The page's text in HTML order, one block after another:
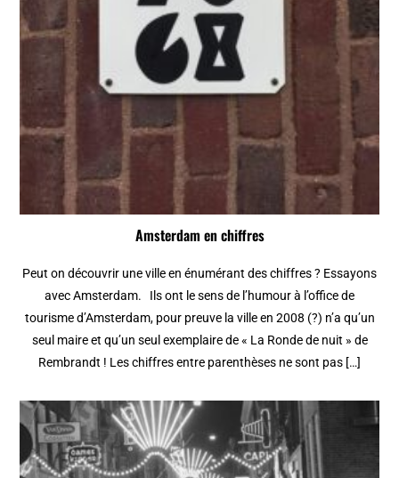
Amsterdam en chiffres
Peut on découvrir une ville en énumérant des chiffres ? Essayons
avec Amsterdam. Ils ont le sens de l’humour à l’office de
tourisme d’Amsterdam, pour preuve la ville en 2008 (?) n’a qu’un
seul maire et qu’un seul exemplaire de « La Ronde de nuit » de
Rembrandt ! Les chiffres entre parenthèses ne sont pas […]